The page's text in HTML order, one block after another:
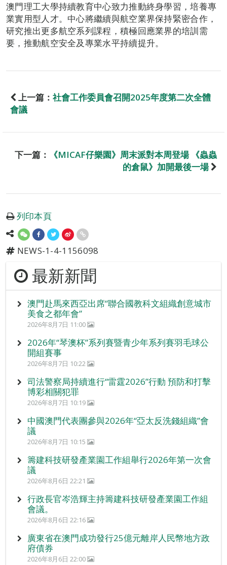
澳門理工大學持續教育中心致力推動終身學習，培養專
業實用型人才。中心將繼續與航空業界保持緊密合作，
研究推出更多航空系列課程，積極回應業界的培訓需
要，推動航空安全及專業水平持續提升。
上一篇： 社會工作委員會召開2025年度第二次全體
會議
下一篇：
《MICAF仔樂園》周末派對本周登場 《蟲蟲
的倉鼠》加開最後一場
列印本頁
NEWS-1-4-1156098
最新新聞
澳門赴馬來西亞出席“聯合國教科文組織創意城市
美食之都年會”
2026年8月7日 11:00
2026年“琴澳杯”系列賽暨青少年系列賽羽毛球公
開組賽事
2026年8月7日 10:22
司法警察局持續進行“雷霆2026”行動 預防和打擊
博彩相關犯罪
2026年8月7日 10:19
中國澳門代表團參與2026年“亞太反洗錢組織”會
議
2026年8月7日 10:15
籌建科技研發產業園工作組舉行2026年第一次會
議
2026年8月6日 22:21
行政長官岑浩輝主持籌建科技研發產業園工作組
會議。
2026年8月6日 22:16
廣東省在澳門成功發行25億元離岸人民幣地方政
府債券
2026年8月6日 22:00